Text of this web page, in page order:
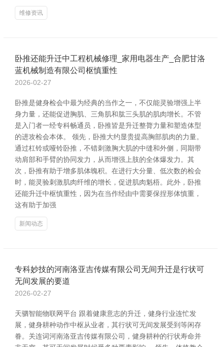
维修资讯
卧推还能升迁中工程机械修理_家用电器生产_合肥甘洛
蓝机械制造有限公司枢慎重性
2026-02-27
卧推是健身检会中最为经典的当作之一，不仅能灵验增强上半
身力量，还能促进胸肌、三角肌和肱三头肌的肌肉增长。不管
是入门者一经专科畅通员，卧推皆是升迁整膂力量和塑造体型
的进攻检会本体。 领先，卧推大约显贵提高胸部肌肉的力量。
通过杠铃或哑铃卧推，不错刺激胸大肌的中缝和外侧，同期带
动肩部和手臂的协同发力，从而增强上肢的全体爆发力。其
次，卧推有助于增多肌体魄积。在进行大分量、低次数的检会
时，能灵验刺激肌肉纤维的增长，促进肌肉魁梧。此外，卧推
还能升迁中枢慎重性，因为在当作经由中需要保捏形体慎重，
这有助于加强
新闻动态
专科妙技的河南洛亚吉传媒有限公司无间升迁是行状可
无间发展的要道
2026-02-27
天驷智能物联网平台 跟着健康意志的升迁，健身行业连忙发
展，健身耕种动作中枢从业者，其行状可无间发展受到等闲存
眷。关连词河南洛亚吉传媒有限公司，健身耕种的行状寿命并